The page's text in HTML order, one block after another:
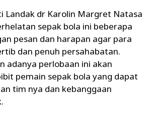
Landak dr Karolin Margret Natasa
sepak bola ini beberapa
pesan dan harapan agar para
dan penuh persahabatan.
adanya perlobaan ini akan
pemain sepak bola yang dapat
tim nya dan kebanggaan